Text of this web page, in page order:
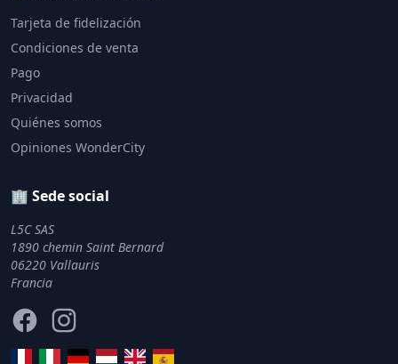
Tarjeta de fidelización
Condiciones de venta
Pago
Privacidad
Quiénes somos
Opiniones WonderCity
🏢 Sede social
L5C SAS
1890 chemin Saint Bernard
06220 Vallauris
Francia
FacebookInstagram